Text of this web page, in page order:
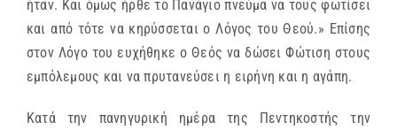
ήταν. Και όμως ήρθε το Πανάγιο πνεύμα να τους φωτίσει
και από τότε να κηρύσσεται ο Λόγος του Θεού.» Επίσης
στον Λόγο του ευχήθηκε ο Θεός να δώσει Φώτιση στους
εμπόλεμους και να πρυτανεύσει η ειρήνη και η αγάπη.
Κατά την πανηγυρική ημέρα της Πεντηκοστής την